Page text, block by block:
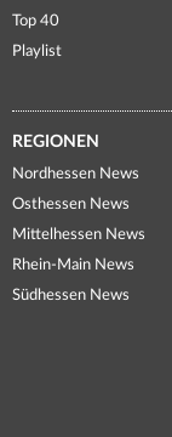
Top 40
Playlist
REGIONEN
Nordhessen News
Osthessen News
Mittelhessen News
Rhein-Main News
Südhessen News